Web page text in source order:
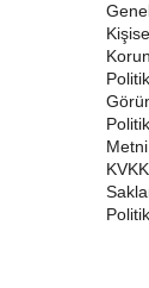
Metni